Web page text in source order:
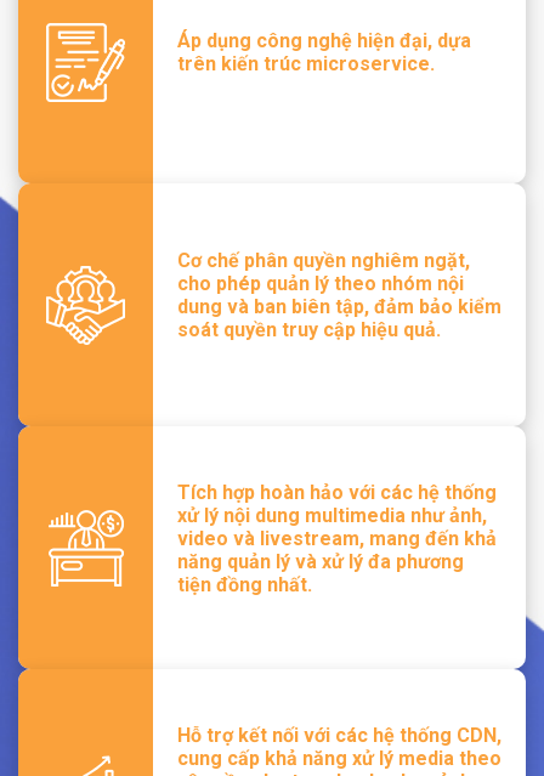
Áp dụng công nghệ hiện đại, dựa
trên kiến trúc microservice.
Cơ chế phân quyền nghiêm ngặt,
cho phép quản lý theo nhóm nội
dung và ban biên tập, đảm bảo kiểm
soát quyền truy cập hiệu quả.
Tích hợp hoàn hảo với các hệ thống
xử lý nội dung multimedia như ảnh,
video và livestream, mang đến khả
năng quản lý và xử lý đa phương
tiện đồng nhất.
Hỗ trợ kết nối với các hệ thống CDN,
cung cấp khả năng xử lý media theo